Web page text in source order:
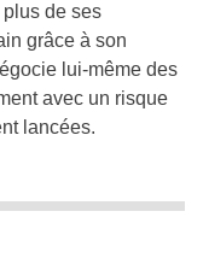
de ses
grâce à son
lui-même des
avec un risque
lancées.